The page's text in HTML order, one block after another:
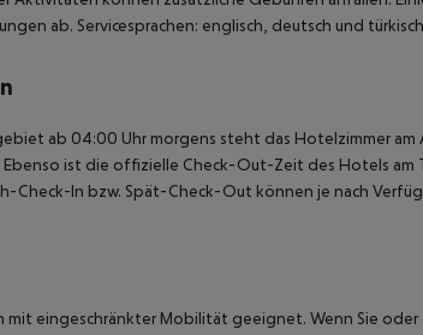
ab. Servicesprachen: englisch, deutsch und
ab 04:00 Uhr morgens steht das Hotelzimmer
ist die offizielle Check-Out-Zeit des Hotels am
Check-In bzw. Spät-Check-Out können je nach
mit eingeschränkter Mobilität geeignet. Wenn Sie